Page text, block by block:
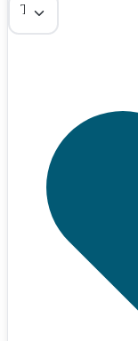
Tümü